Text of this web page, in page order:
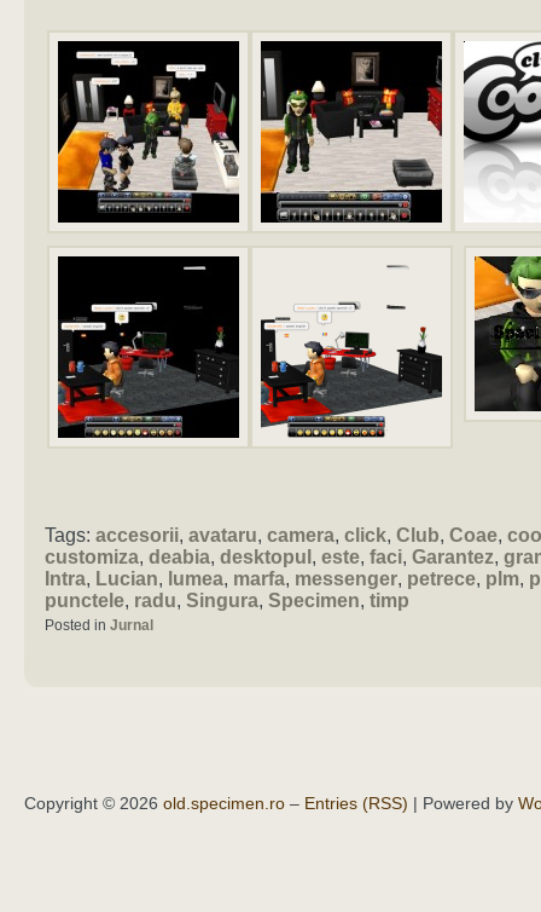
Tags: accesorii, avataru, camera, click, Club, Coae,
customiza, deabia, desktopul , este, faci, Garantez,
Intra, Lucian, lumea, marfa, messenger, petrece, plm,
punctele, radu, Singura, Specimen, timp
Posted in Jurnal
Copyright © 2026 old.specimen.ro – Entries (RSS) | Powered by